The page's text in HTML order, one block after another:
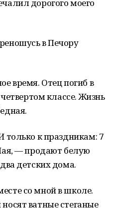
дорогого моего
в Печору
время. Отец погиб в
классе. Жизнь
только к праздникам: 7
— продают белую
детских дома.
со мной в школе.
ватные стеганые